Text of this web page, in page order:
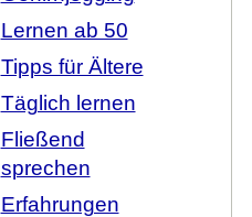
Lernen ab 50
Tipps für Ältere
Täglich lernen
Fließend
sprechen
Erfahrungen